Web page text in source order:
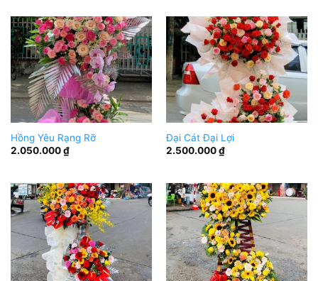
Hồng Yêu Rạng Rỡ
2.050.000₫
Đại Cát Đại Lợi
2.500.000₫